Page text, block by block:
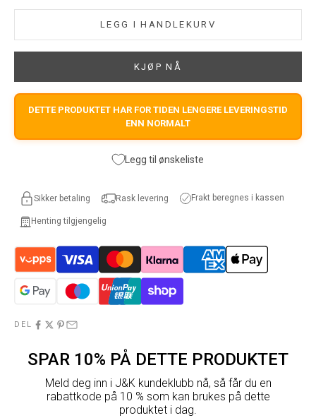
LEGG I HANDLEKURV
KJØP NÅ
DETTE PRODUKTET HAR FOR TIDEN LENGERE LEVERINGSTID
ENN NORMALT
Legg til ønskeliste
Sikker betaling Rask levering Frakt beregnes i kassen
Henting tilgjengelig
DEL
SPAR 10% PÅ DETTE PRODUKTET
Meld deg inn i J&K kundeklubb nå, så får du en
rabattkode på 10 % som kan brukes på dette
produktet i dag.